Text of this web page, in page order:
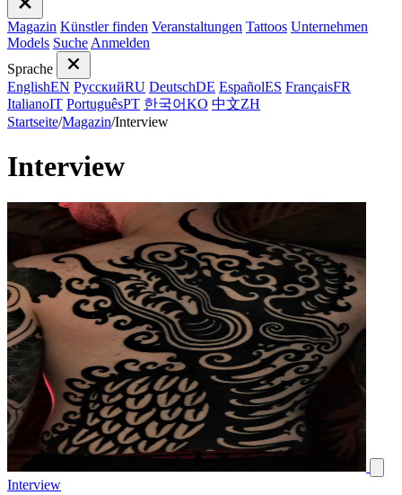
Magazin Künstler finden Veranstaltungen Tattoos Unternehmen
Models Suche Anmelden
Sprache
EnglishEN РусскийRU DeutschDE EspañolES FrançaisFR
ItalianoIT PortuguêsPT 한국어KO 中文ZH
Startseite/Magazin/Interview
Interview
Interview